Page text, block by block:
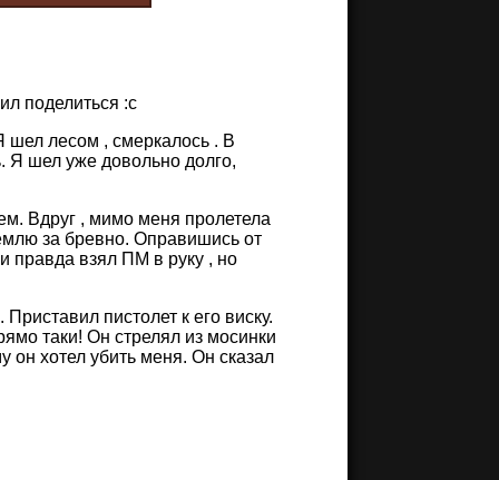
поделиться :с
шел лесом , смеркалось . В
Я шел уже довольно долго,
Вдруг , мимо меня пролетела
за бревно. Оправишись от
правда взял ПМ в руку , но
пистолет к его виску.
таки! Он стрелял из мосинки
хотел убить меня. Он сказал